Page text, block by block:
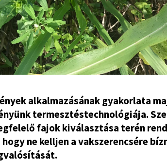
alkalmazásának gyakorlata
termesztéstechnológiája.
fajok kiválasztása terén
ne kelljen a vakszerencsére